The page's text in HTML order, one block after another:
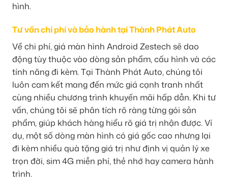
hình.
Tư vấn chi phí và bảo hành tại Thành Phát Auto
Về chi phí, giá màn hình Android Zestech sẽ dao
động tùy thuộc vào dòng sản phẩm, cấu hình và các
tính năng đi kèm. Tại Thành Phát Auto, chúng tôi
luôn cam kết mang đến mức giá cạnh tranh nhất
cùng nhiều chương trình khuyến mãi hấp dẫn. Khi tư
vấn, chúng tôi sẽ phân tích rõ ràng từng gói sản
phẩm, giúp khách hàng hiểu rõ giá trị nhận được. Ví
dụ, một số dòng màn hình có giá gốc cao nhưng lại
đi kèm nhiều quà tặng giá trị như định vị quản lý xe
trọn đời, sim 4G miễn phí, thẻ nhớ hay camera hành
trình.